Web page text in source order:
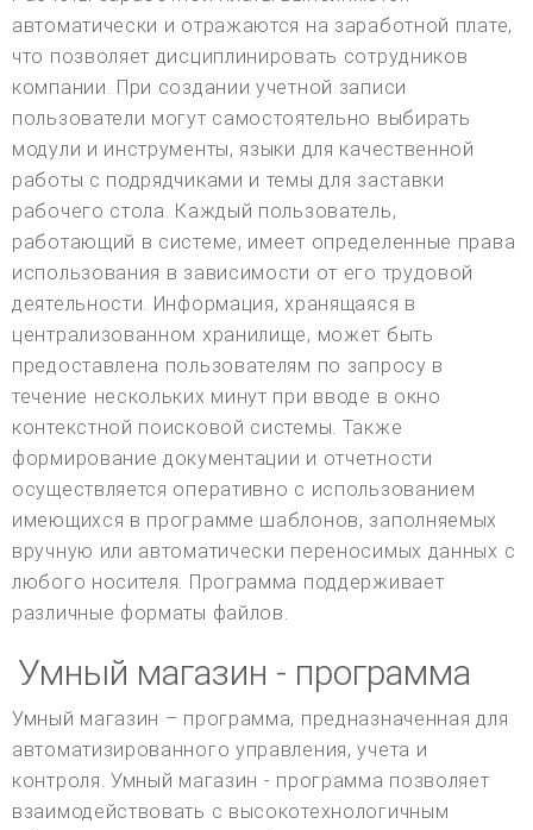
автоматически и отражаются на заработной плате,
что позволяет дисциплинировать сотрудников
компании. При создании учетной записи
пользователи могут самостоятельно выбирать
модули и инструменты, языки для качественной
работы с подрядчиками и темы для заставки
рабочего стола. Каждый пользователь,
работающий в системе, имеет определенные права
использования в зависимости от его трудовой
деятельности. Информация, хранящаяся в
централизованном хранилище, может быть
предоставлена пользователям по запросу в
течение нескольких минут при вводе в окно
контекстной поисковой системы. Также
формирование документации и отчетности
осуществляется оперативно с использованием
имеющихся в программе шаблонов, заполняемых
вручную или автоматически переносимых данных с
любого носителя. Программа поддерживает
различные форматы файлов.
Умный магазин - программа
Умный магазин – программа, предназначенная для
автоматизированного управления, учета и
контроля. Умный магазин - программа позволяет
взаимодействовать с высокотехнологичным